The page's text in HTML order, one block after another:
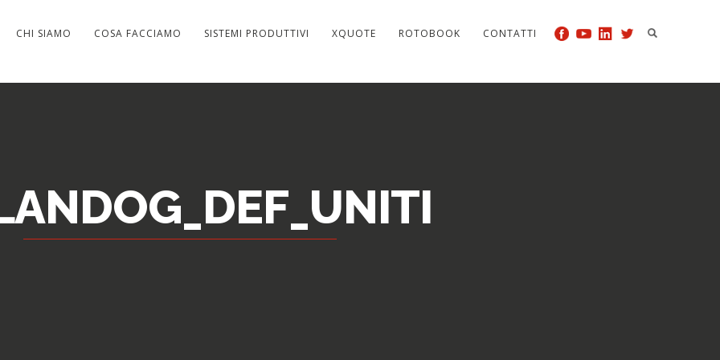
CHI SIAMO COSA FACCIAMO SISTEMI PRODUTTIVI XQUOTE ROTOBOOK CONTATTI